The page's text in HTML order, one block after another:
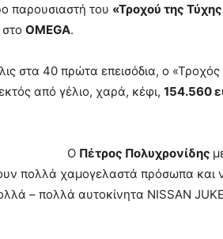
παρουσιαστή του «Τροχού της
OMEGA.
στα 40 πρώτα επεισόδια, ο
από γέλιο, χαρά, κέφι, 154.560
Ο Πέτρος Πολυχρονίδης
πολλά χαμογελαστά πρόσωπα και
– πολλά αυτοκίνητα NISSAN